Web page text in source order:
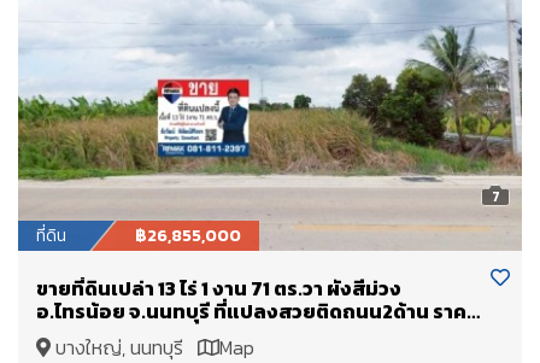
7
ที่ดิน ฿26,855,000
ขายที่ดินเปล่า 13 ไร่ 1 งาน 71 ตร.วา ผังสีม่วง
อ.ไทรน้อย จ.นนทบุรี ที่แปลงสวยติดถนน2ด้าน ราคา
ดีมากบางใหญ่, นนทบุรี Map